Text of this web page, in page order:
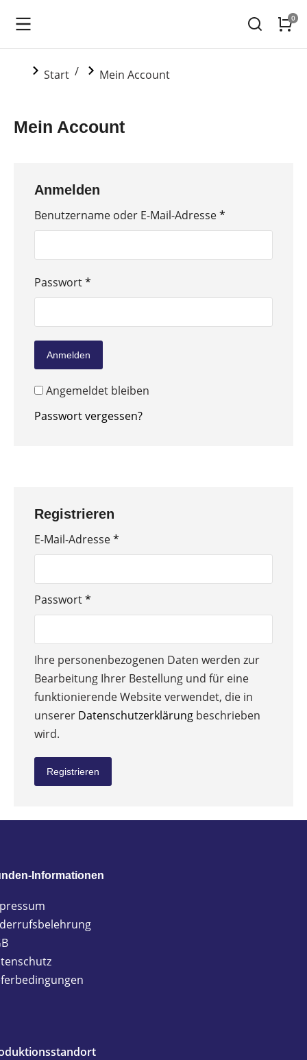
Sie befinden sich hier:
Start Mein Account
Mein Account
Anmelden
Benutzername oder E-Mail-Adresse*
Passwort*
Anmelden
Angemeldet bleiben
Passwort vergessen?
Registrieren
E-Mail-Adresse*
Passwort*
Ihre personenbezogenen Daten werden zur
Bearbeitung Ihrer Bestellung und für eine
funktionierende Website verwendet, die in
unserer Datenschutzerklärung beschrieben
wird.
Registrieren
Informationen